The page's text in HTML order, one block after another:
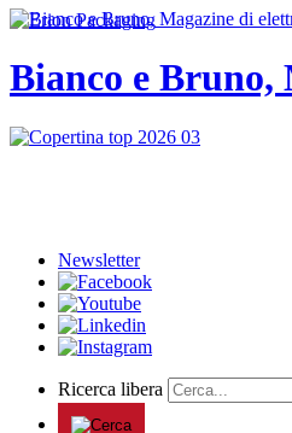
Bianco e Bruno,
Newsletter
Ricerca libera